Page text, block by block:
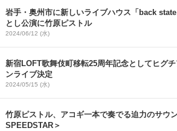
岩手・奥州市に新しいライブハウス「back
とし公演に竹原ピストル
2024/06/12 (水)
新宿LOFT歌舞伎町移転25周年記念としてヒグ
ンライブ決定
2024/05/15 (水)
竹原ピストル、アコギ一本で奏でる迫力のサウ
SPEEDSTAR＞